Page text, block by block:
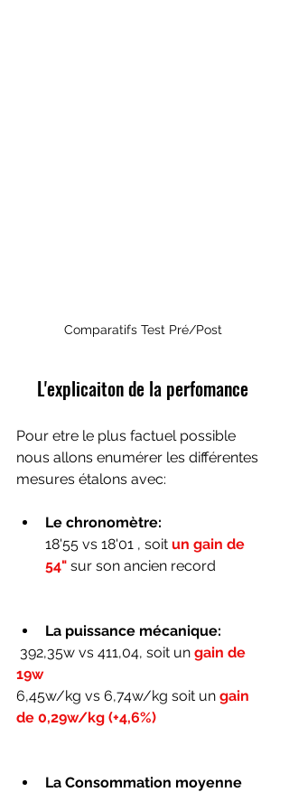
Comparatifs Test Pré/Post
L'explicaiton de la perfomance
Pour etre le plus factuel possible
nous allons enumérer les différentes
mesures étalons avec:
Le chronomètre:
18'55 vs 18'01 , soit un gain de
54" sur son ancien record
La puissance mécanique:
392,35w vs 411,04, soit un gain de
19w
6,45w/kg vs 6,74w/kg soit un gain
de 0,29w/kg (+4,6%)
La Consommation moyenne